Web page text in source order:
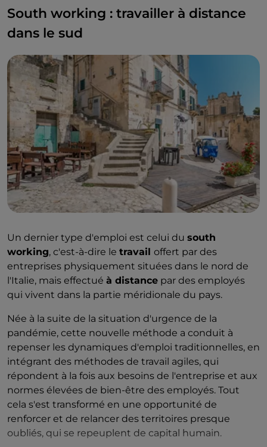
South working : travailler à distance
dans le sud
Un dernier type d'emploi est celui du south
working, c'est-à-dire le travail offert par des
entreprises physiquement situées dans le nord de
l'Italie, mais effectué à distance par des employés
qui vivent dans la partie méridionale du pays.
Née à la suite de la situation d'urgence de la
pandémie, cette nouvelle méthode a conduit à
repenser les dynamiques d'emploi traditionnelles, en
intégrant des méthodes de travail agiles, qui
répondent à la fois aux besoins de l'entreprise et aux
normes élevées de bien-être des employés. Tout
cela s'est transformé en une opportunité de
renforcer et de relancer des territoires presque
oubliés, qui se repeuplent de capital humain.